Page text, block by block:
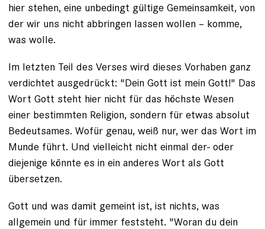
hier stehen, ­eine unbedingt gültige Gemeinsamkeit, von
der wir uns nicht abbringen lassen wollen – komme,
was wolle.
Im letzten Teil des Verses wird dieses Vorhaben ganz
verdichtet ausgedrückt: "Dein Gott ist mein Gott!" Das
Wort Gott steht hier nicht für das höchste Wesen
einer bestimmten ­Religion, sondern für etwas absolut
Bedeutsames. Wofür genau, weiß nur, wer das Wort im
Munde führt. Und vielleicht nicht einmal der- oder
diejenige könnte es in ein anderes Wort als Gott
übersetzen.
Gott und was damit gemeint ist, ist nichts, was
allgemein und für ­immer feststeht. "Woran du dein